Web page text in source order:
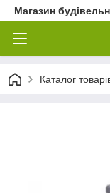
Магазин
Каталог